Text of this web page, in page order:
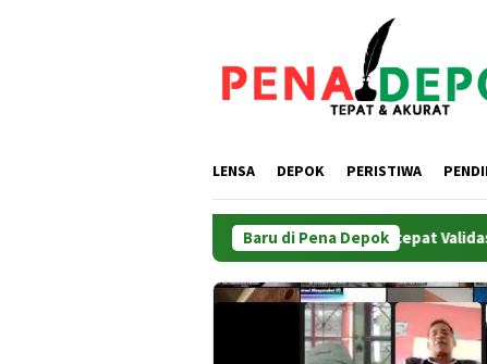
LENSA DEPOK PERISTIWA
Baru di Pena Depok
Menteri ATR/BPN Minta Pemda Percepat Validasi BPHTB